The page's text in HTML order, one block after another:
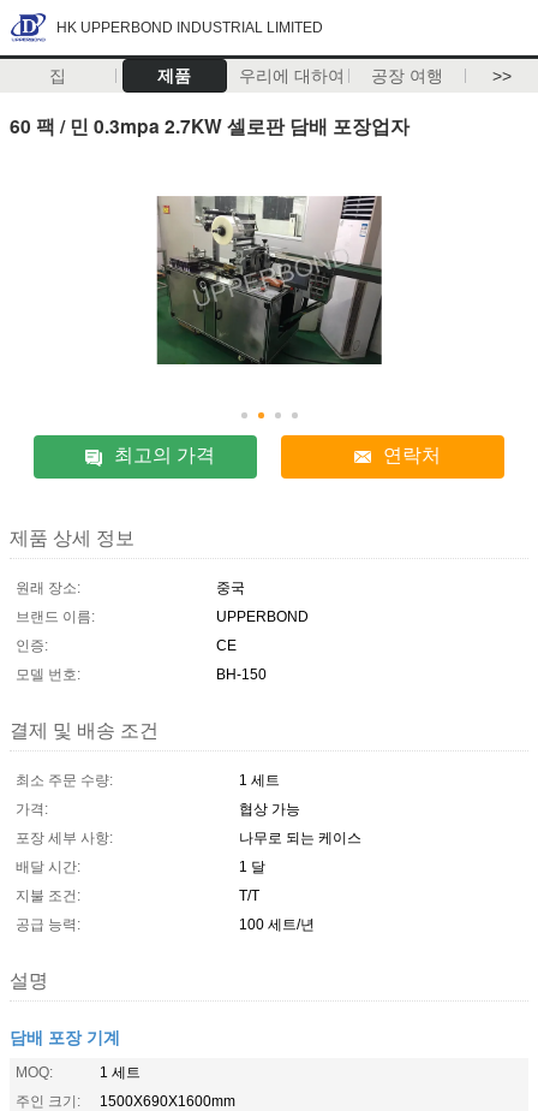
HK UPPERBOND INDUSTRIAL LIMITED
집 제품 우리에 대하여 공장 여행 >>
60 팩 / 민 0.3mpa 2.7KW 셀로판 담배 포장업자
최고의 가격 연락처
제품 상세 정보
원래 장소:
중국
브랜드 이름:
UPPERBOND
인증:
CE
모델 번호:
BH-150
결제 및 배송 조건
최소 주문 수량:
1 세트
가격:
협상 가능
포장 세부 사항:
나무로 되는 케이스
배달 시간:
1 달
지불 조건:
T/T
공급 능력:
100 세트/년
설명
담배 포장 기계
MOQ:
1 세트
주인 크기:
1500X690X1600mm